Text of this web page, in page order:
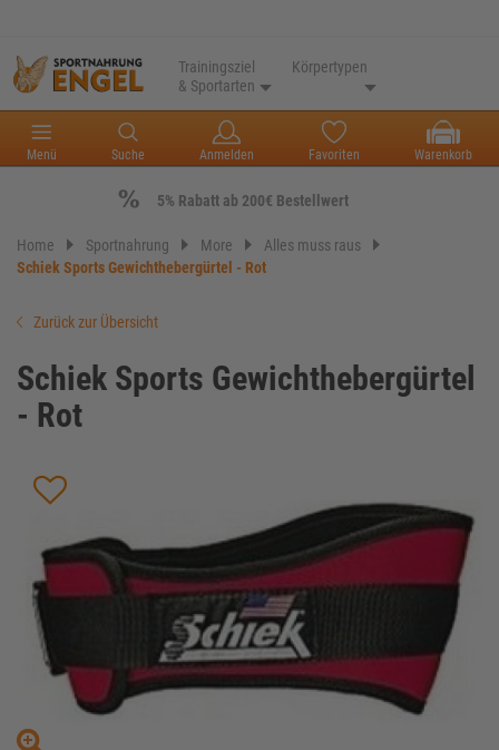
Trainingsziel
& Sportarten
Körpertypen
Menü Suche Anmelden Favoriten Warenkorb
5% Rabatt ab 200€ Bestellwert
Home Sportnahrung More
Alles muss raus
Schiek Sports Gewichthebergürtel - Rot
Zurück zur Übersicht
Schiek Sports Gewichthebergürtel
- Rot